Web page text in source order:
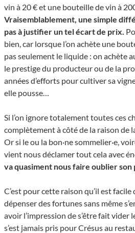
vin à 20 € et une bouteille de vin à
Vraisemblablement, une simple
pas à justifier un tel écart de prix.
bien, car lorsque l’on achète une
pas seulement le liquide : on achète
le prestige du producteur ou de la
années d’efforts pour cultiver sa
elle pousse…
Si l’on ignore totalement toutes ces
complètement à côté de la raison de
Or si le ou la bon·ne sommelier·e,
vient nous déclamer tout cela avec
va quasiment nous faire oublier son
C’est pour cette raison qu’il est
dépenser des fortunes sans même
avoir l’impression de s’être fait vider
s’est jamais pris pour Crésus au